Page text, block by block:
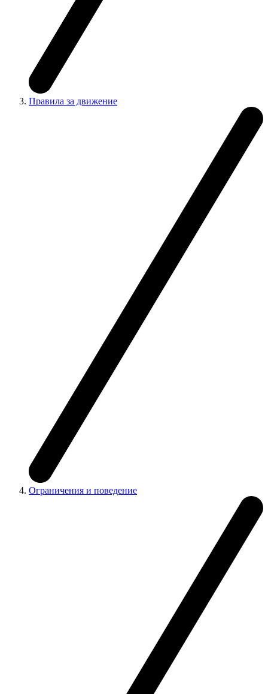
Правила за движение
Ограничения и поведение